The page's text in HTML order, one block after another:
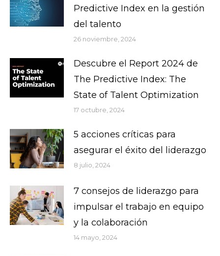
Predictive Index en la gestión
del talento
26 noviembre, 2024
Descubre el Report 2024 de
The Predictive Index: The
State of Talent Optimization
17 octubre, 2024
5 acciones críticas para
asegurar el éxito del liderazgo
8 julio, 2024
7 consejos de liderazgo para
impulsar el trabajo en equipo
y la colaboración
14 mayo, 2024